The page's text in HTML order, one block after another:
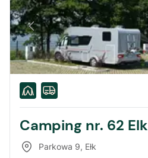
Camping nr. 62 Elk
Parkowa 9, Ełk